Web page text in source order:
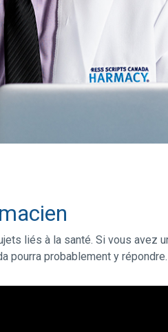
liés à la santé. Si vous avez
pourra probablement y répondre.